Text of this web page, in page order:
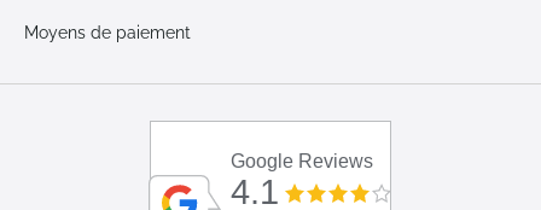
Moyens de paiement
Google Reviews
4.1